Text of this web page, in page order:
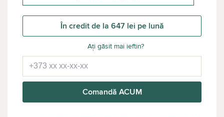
În credit de la 647 lei pe lună
Ați găsit mai ieftin?
Comandă ACUM